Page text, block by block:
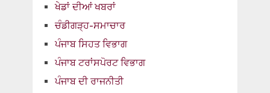
ਖੇਡਾਂ ਦੀਆਂ ਖਬਰਾਂ
ਚੰਡੀਗੜ੍ਹ-ਸਮਾਚਾਰ
ਪੰਜਾਬ ਸਿਹਤ ਵਿਭਾਗ
ਪੰਜਾਬ ਟਰਾਂਸਪੋਰਟ ਵਿਭਾਗ
ਪੰਜਾਬ ਦੀ ਰਾਜਨੀਤੀ